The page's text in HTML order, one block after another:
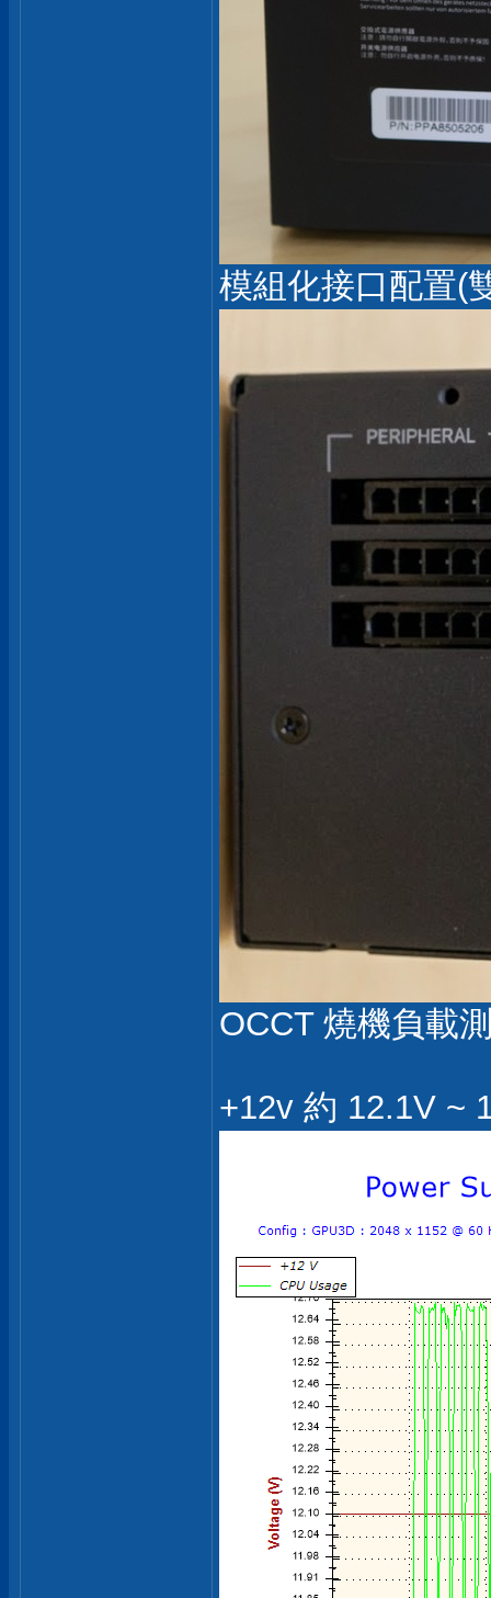
模組化接口配置(
OCCT 燒機負載
+12v 約 12.1V ~